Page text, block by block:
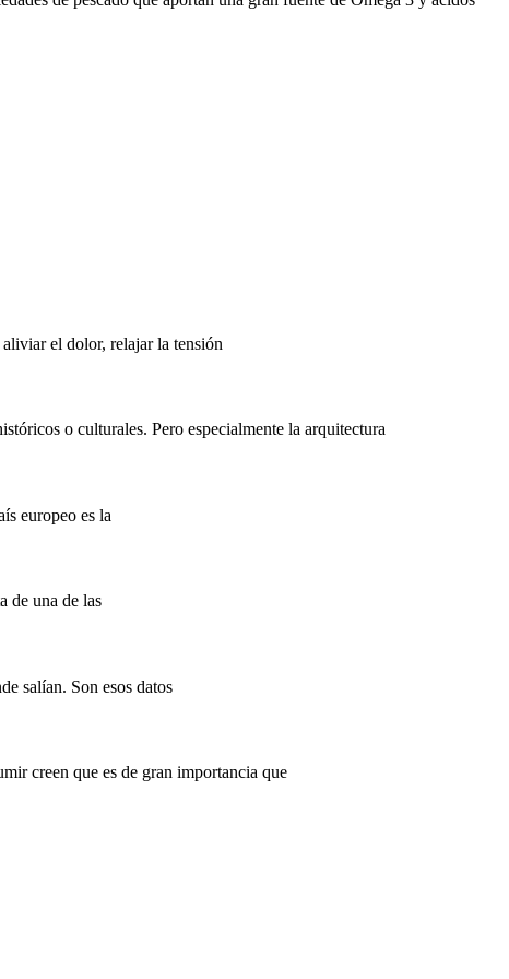
el dolor, relajar la tensión
o culturales. Pero especialmente la arquitectura
europeo es la
de una de las
salían. Son esos datos
creen que es de gran importancia que